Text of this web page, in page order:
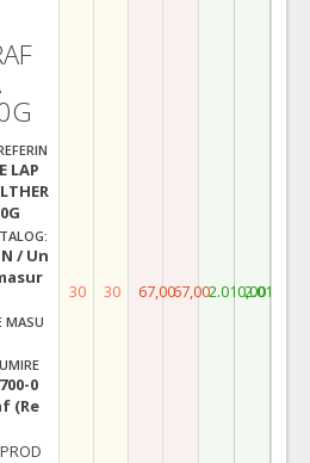
LAP
/ Un
MASU
0
(Re
PROD
30 30 67,0067,002.010,002.010,00